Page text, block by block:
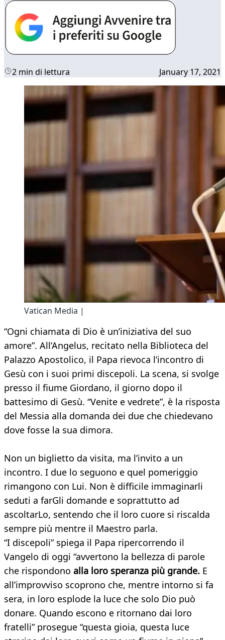
2 min di lettura January 17, 2021
Vatican Media |
“Ogni chiamata di Dio è un’iniziativa del suo
amore”. All’Angelus, recitato nella Biblioteca del
Palazzo Apostolico, il Papa rievoca l’incontro di
Gesù con i suoi primi discepoli. La scena, si svolge
presso il fiume Giordano, il giorno dopo il
battesimo di Gesù. “Venite e vedrete”, è la risposta
del Messia alla domanda dei due che chiedevano
dove fosse la sua dimora.
Non un biglietto da visita, ma l’invito a un
incontro. I due lo seguono e quel pomeriggio
rimangono con Lui. Non è difficile immaginarli
seduti a farGli domande e soprattutto ad
ascoltarLo, sentendo che il loro cuore si riscalda
sempre più mentre il Maestro parla.
“I discepoli” spiega il Papa ripercorrendo il
Vangelo di oggi “avvertono la bellezza di parole
che rispondono alla loro speranza più grande. E
all’improvviso scoprono che, mentre intorno si fa
sera, in loro esplode la luce che solo Dio può
donare. Quando escono e ritornano dai loro
fratelli” prosegue “questa gioia, questa luce